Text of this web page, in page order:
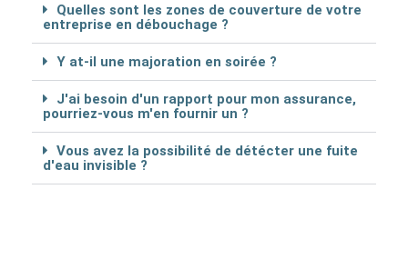
Quelles sont les zones de couverture de votre
entreprise en débouchage ?
Y at-il une majoration en soirée ?
J'ai besoin d'un rapport pour mon assurance,
pourriez-vous m'en fournir un ?
Vous avez la possibilité de détécter une fuite
d'eau invisible ?